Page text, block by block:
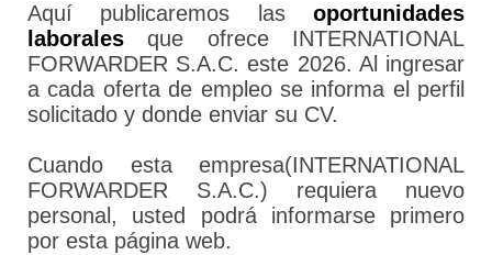
Aquí publicaremos las oportunidades
laborales que ofrece INTERNATIONAL
FORWARDER S.A.C. este 2026. Al ingresar
a cada oferta de empleo se informa el perfil
solicitado y donde enviar su CV.
Cuando esta empresa(INTERNATIONAL
FORWARDER S.A.C.) requiera nuevo
personal, usted podrá informarse primero
por esta página web.